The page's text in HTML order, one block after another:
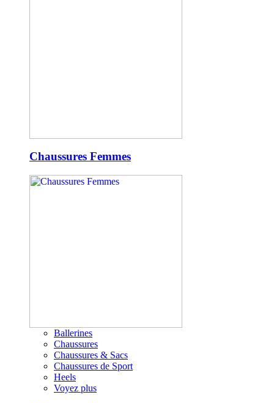
Chaussures Femmes
Ballerines
Chaussures
Chaussures & Sacs
Chaussures de Sport
Heels
Voyez plus